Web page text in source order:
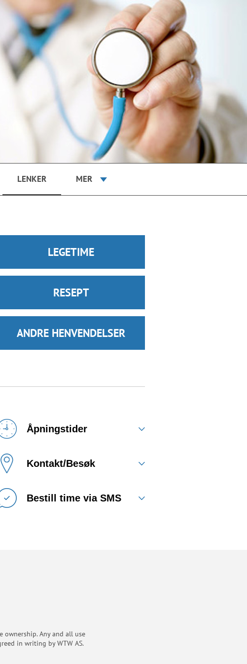
LENKER MER
LEGETIME
RESEPT
ANDRE HENVENDELSER
Åpningstider
Kontakt/Besøk
Bestill time via SMS
ownership. Any and all use
in writing by WTW AS.